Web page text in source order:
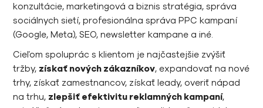
konzultácie, marketingová a biznis stratégia, správa
sociálnych sietí, profesionálna správa PPC kampaní
(Google, Meta), SEO, newsletter kampane a iné.
Cieľom spoluprác s klientom je najčastejšie zvýšiť
tržby, získať nových zákazníkov, expandovať na nové
trhy, získať zamestnancov, získať leady, overiť nápad
na trhu, zlepšiť efektivitu reklamných kampaní,